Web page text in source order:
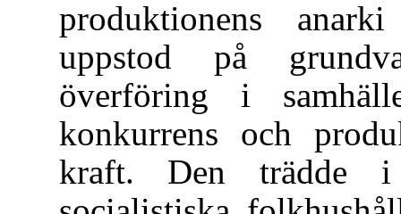
produktionens
uppstod på
överföring i
konkurrens och
kraft. Den trädde